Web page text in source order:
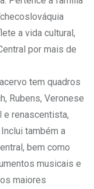
a vida cultural,
por mais de
tem quadros
Rubens, Veronese
e renascentista,
também a
bem como
musicais e
maiores